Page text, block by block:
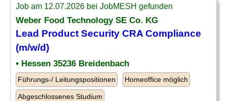
Job am 12.07.2026 bei JobMESH gefunden
Weber Food Technology SE Co. KG
Lead Product Security CRA Compliance
(m/w/d)
• Hessen 35236 Breidenbach
Führungs-/ Leitungspositionen Homeoffice möglich
Abgeschlossenes Studium